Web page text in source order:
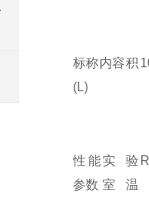
标称内容积
(L)
性能
参数
实验
室温